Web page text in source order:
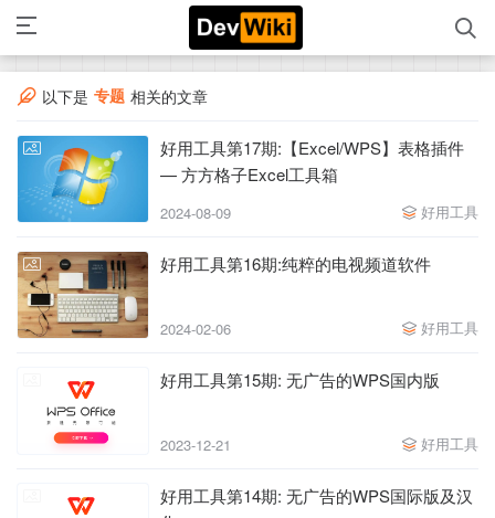
以下是 专题 相关的文章
好用工具第17期:【Excel/WPS】表格插件
— 方方格子Excel工具箱
2024-08-09 好用工具
好用工具第16期:纯粹的电视频道软件
2024-02-06 好用工具
好用工具第15期: 无广告的WPS国内版
2023-12-21 好用工具
好用工具第14期: 无广告的WPS国际版及汉